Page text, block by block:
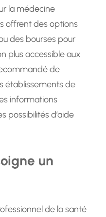
la médecine
offrent des options
des bourses pour
plus accessible aux
de
établissements de
informations
possibilités d’aide
un
de la santé